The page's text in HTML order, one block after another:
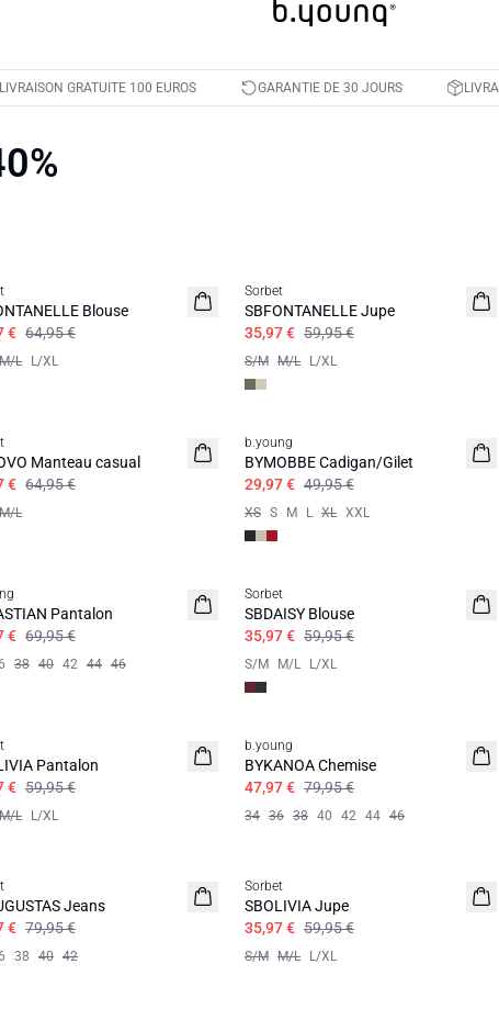
LIVRAISON GRATUITE 100 EUROS GARANTIE DE 30 JOURS
Blouse
€ 64,95 €
M/L L/XL
Sorbet
SBFONTANELLE Jupe
35,97 € 59,95 €
S/M M/L L/XL
Manteau casual
€ 64,95 €
M/L
b.young
BYMOBBE Cadigan/Gilet
29,97 € 49,95 €
XS S M L XL XXL
Pantalon
€ 69,95 €
38 40 42 44 46
Sorbet
SBDAISY Blouse
35,97 € 59,95 €
S/M M/L L/XL
Pantalon
€ 59,95 €
M/L L/XL
b.young
BYKANOA Chemise
47,97 € 79,95 €
34 36 38 40 42 44 46
Jeans
€ 79,95 €
38 40 42
Sorbet
SBOLIVIA Jupe
35,97 € 59,95 €
S/M M/L L/XL